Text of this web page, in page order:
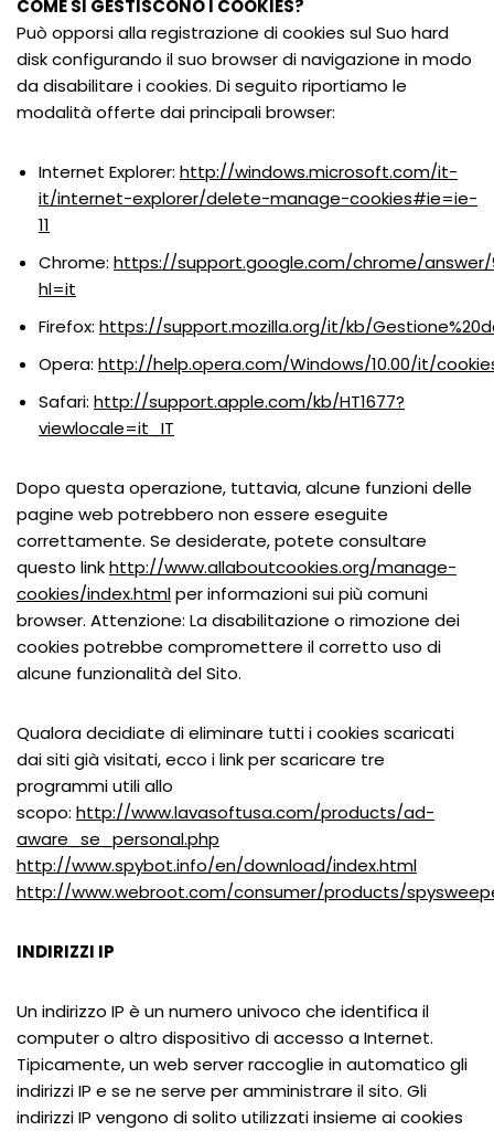
COME SI GESTISCONO I COOKIES?
Può opporsi alla registrazione di cookies sul Suo hard
disk configurando il suo browser di navigazione in modo
da disabilitare i cookies. Di seguito riportiamo le
modalità offerte dai principali browser:
Internet Explorer: http://windows.microsoft.com/it-
it/internet-explorer/delete-manage-cookies#ie=ie-
11
Chrome: https://support.google.com/chrome/answer/
hl=it
Firefox: https://support.mozilla.org/it/kb/
Opera: http://help.opera.com/Windows/10.00/it/
Safari: http://support.apple.com/kb/HT1677?
viewlocale=it_IT
Dopo questa operazione, tuttavia, alcune funzioni delle
pagine web potrebbero non essere eseguite
correttamente. Se desiderate, potete consultare
questo linkhttp://www.allaboutcookies.org/manage-
cookies/index.htmlper informazioni sui più comuni
browser. Attenzione: La disabilitazione o rimozione dei
cookies potrebbe compromettere il corretto uso di
alcune funzionalità del Sito.
Qualora decidiate di eliminare tutti i cookies scaricati
dai siti già visitati, ecco i link per scaricare tre
programmi utili allo
scopo: http://www.lavasoftusa.com/products/ad-
aware_se_personal.php
http://www.spybot.info/en/download/index.html
http://www.webroot.com/consumer/products/
INDIRIZZI IP
Un indirizzo IP è un numero univoco che identifica il
computer o altro dispositivo di accesso a Internet.
Tipicamente, un web server raccoglie in automatico gli
indirizzi IP e se ne serve per amministrare il sito. Gli
indirizzi IP vengono di solito utilizzati insieme ai cookies